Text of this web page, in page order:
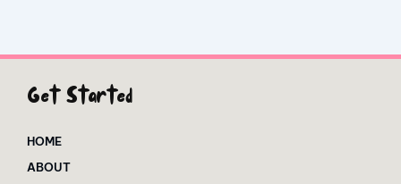
Get Started
HOME
ABOUT